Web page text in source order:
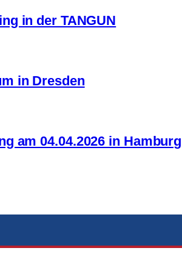
in der TANGUN
in Dresden
am 04.04.2026 in Hamburg